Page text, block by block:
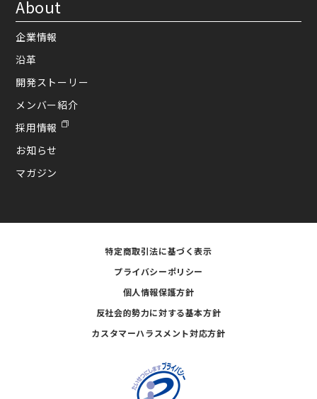
About
企業情報
沿革
開発ストーリー
メンバー紹介
採用情報
お知らせ
マガジン
特定商取引法に基づく表示
プライバシーポリシー
個人情報保護方針
反社会的勢力に対する基本方針
カスタマーハラスメント対応方針